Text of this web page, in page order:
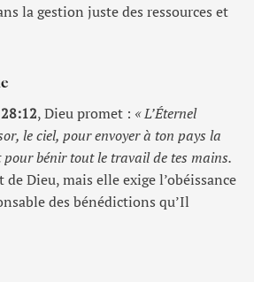
la gestion juste des ressources et
, Dieu promet : « L’Éternel
le ciel, pour envoyer à ton pays la
pour bénir tout le travail de tes mains.
Dieu, mais elle exige l’obéissance
des bénédictions qu’Il